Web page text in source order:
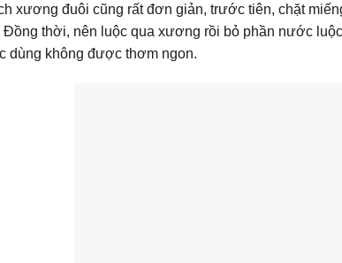
xương đuôi cũng rất đơn giản, trước tiên, chặt
Đồng thời, nên luộc qua xương rồi bỏ phần nước
dùng không được thơm ngon.